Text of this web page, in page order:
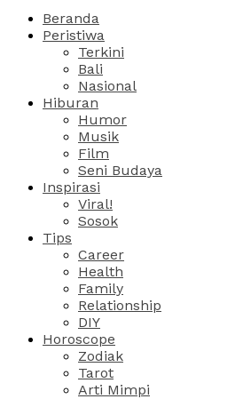
Beranda
Peristiwa
Terkini
Bali
Nasional
Hiburan
Humor
Musik
Film
Seni Budaya
Inspirasi
Viral!
Sosok
Tips
Career
Health
Family
Relationship
DIY
Horoscope
Zodiak
Tarot
Arti Mimpi